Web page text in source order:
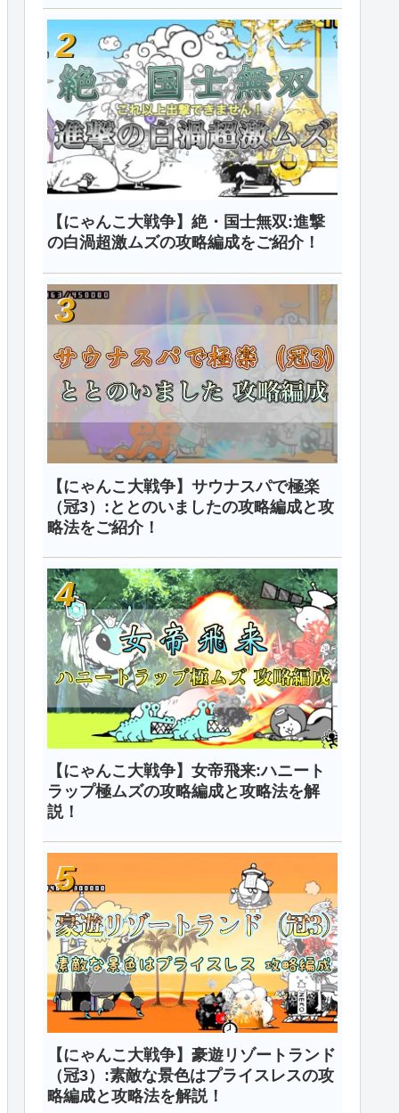
【にゃんこ大戦争】絶・国士無双:進撃
の白渦超激ムズの攻略編成をご紹介！
【にゃんこ大戦争】サウナスパで極楽
（冠3）:ととのいましたの攻略編成と攻
略法をご紹介！
【にゃんこ大戦争】女帝飛来:ハニート
ラップ極ムズの攻略編成と攻略法を解
説！
【にゃんこ大戦争】豪遊リゾートランド
（冠3）:素敵な景色はプライスレスの攻
略編成と攻略法を解説！